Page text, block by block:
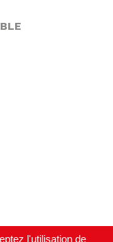
l'utilisation de